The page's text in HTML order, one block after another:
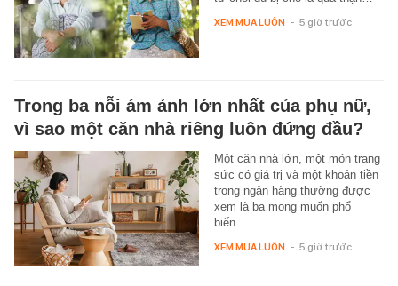
XEM MUA LUÔN - 5 giờ trước
Trong ba nỗi ám ảnh lớn nhất của phụ nữ,
vì sao một căn nhà riêng luôn đứng đầu?
Một căn nhà lớn, một món trang
sức có giá trị và một khoản tiền
trong ngân hàng thường được
xem là ba mong muốn phổ
biến…
XEM MUA LUÔN - 5 giờ trước